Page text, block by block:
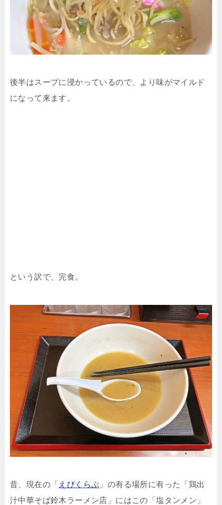
後半はスープに浸かっているので、より味がマイルド
になって来ます。
という訳で、完食。
昔、現在の「 えびくらぶ 」の有る場所に有った「鶏出
汁中華そば鈴木ラーメン店」にはこの「塩タンメン」